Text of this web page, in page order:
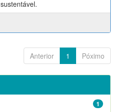
Anterior 1 Póximo
1